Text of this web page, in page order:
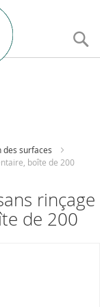
des surfaces
boîte de 200
rinçage
de 200